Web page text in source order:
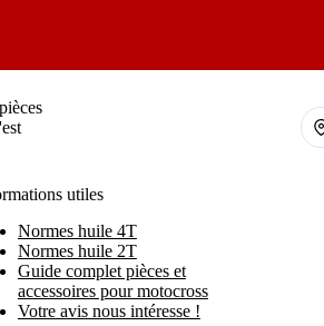
utiles
Normes huile 4T
Normes huile 2T
Guide complet pièces et
accessoires pour motocross
Votre avis nous intéresse !